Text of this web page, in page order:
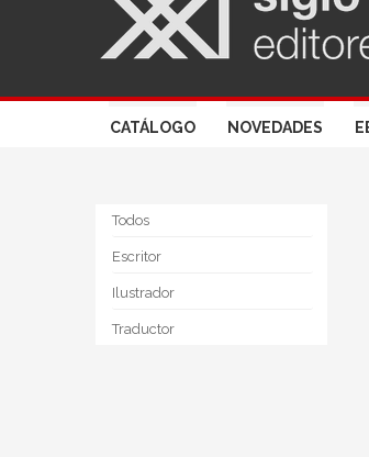
CATÁLOGO NOVEDADES
Todos
Escritor
Ilustrador
Traductor